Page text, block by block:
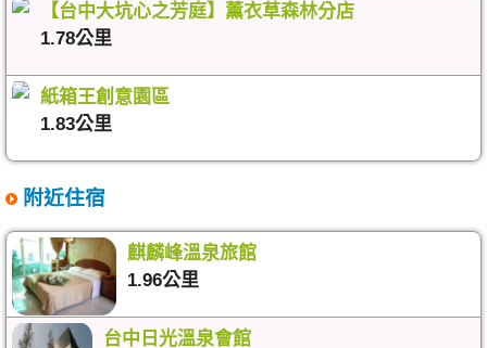
【台中大坑心之芳庭】薰衣草森林分店
1.78公里
紙箱王創意園區
1.83公里
附近住宿
麒麟峰溫泉旅館
1.96公里
台中日光溫泉會館